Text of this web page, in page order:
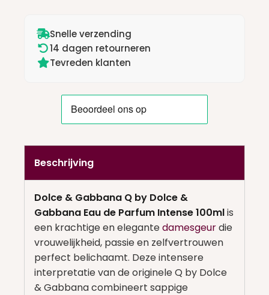
Parfum
100
Snelle verzending
14 dagen retourneren
Tevreden klanten
Beschrijving
Dolce & Gabbana Q by Dolce &
Gabbana Eau de Parfum Intense 100mlis
een krachtige en elegantedamesgeurdie
vrouwelijkheid, passie en zelfvertrouwen
perfect belichaamt. Deze intensere
interpretatie van de originele Q by Dolce
& Gabbana combineert sappige